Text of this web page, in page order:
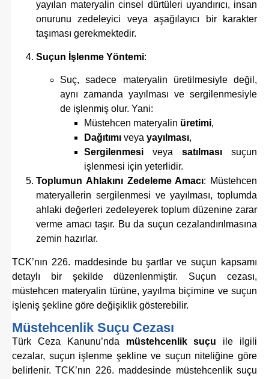
yayılan materyalin cinsel dürtüleri uyandırıcı, insan
onurunu zedeleyici veya aşağılayıcı bir karakter
taşıması gerekmektedir.
Suçun İşlenme Yöntemi:
Suç, sadece materyalin üretilmesiyle değil,
aynı zamanda yayılması ve sergilenmesiyle
de işlenmiş olur. Yani:
Müstehcen materyalin üretimi,
Dağıtımı veya yayılması,
Sergilenmesi veya satılması suçun
işlenmesi için yeterlidir.
Toplumun Ahlakını Zedeleme Amacı: Müstehcen
materyallerin sergilenmesi ve yayılması, toplumda
ahlaki değerleri zedeleyerek toplum düzenine zarar
verme amacı taşır. Bu da suçun cezalandırılmasına
zemin hazırlar.
TCK’nın 226. maddesinde bu şartlar ve suçun kapsamı
detaylı bir şekilde düzenlenmiştir. Suçun cezası,
müstehcen materyalin türüne, yayılma biçimine ve suçun
işleniş şekline göre değişiklik gösterebilir.
Müstehcenlik Suçu Cezası
Türk Ceza Kanunu’nda müstehcenlik suçu ile ilgili
cezalar, suçun işlenme şekline ve suçun niteliğine göre
belirlenir. TCK’nın 226. maddesinde müstehcenlik suçu